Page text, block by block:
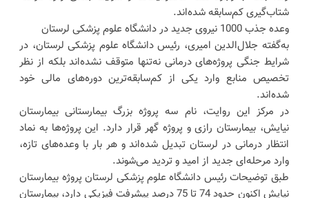
شتاب‌گیری کم‌سابقه شده‌اند.
وعده جذب 1000 نیروی جدید در دانشگاه علوم پزشکی لرستان
به‌گفته جلال‌الدین امیری، رئیس دانشگاه علوم پزشکی لرستان، در
شرایط جنگی پروژه‌های درمانی نه‌تنها متوقف نشده‌اند بلکه از نظر
تخصیص منابع وارد یکی از کم‌سابقه‌ترین دوره‌های مالی خود
شده‌اند.
در مرکز این روایت، نام سه پروژه بزرگ بیمارستانی بیمارستان
نیایش، بیمارستان رازی و پروژه گهر قرار دارد. این پروژ‌ه‌ها به نماد
انتظار درمانی در لرستان تبدیل شده‌اند و هر بار با وعده‌های تازه،
وارد مرحله‌ای جدید از امید و تردید می‌شوند.
طبق توضیحات رئیس دانشگاه علوم پزشکی لرستان پروژه بیمارستان
نیایش اکنون حدود 74 تا 75 درصد پیشرفت فیزیکی دارد، بیمارستان